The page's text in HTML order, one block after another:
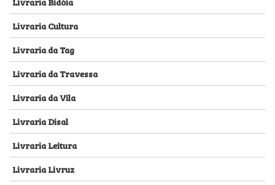
Livraria Cultura
Livraria da Tag
Livraria da Travessa
Livraria da Vila
Livraria Disal
Livraria Leitura
Livraria Livruz